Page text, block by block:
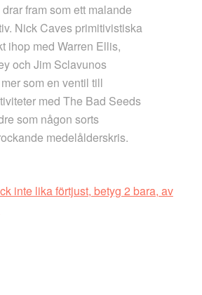
fram som ett malande
Nick Caves primitivistiska
ihop med Warren Ellis,
och Jim Sclavunos
som en ventil till
med The Bad Seeds
som någon sorts
medel­ålderskris.
inte lika förtjust, betyg 2 bara, av